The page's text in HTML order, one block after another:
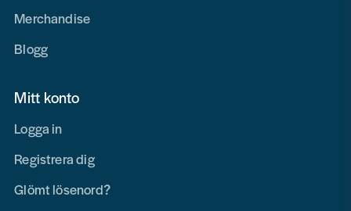
Merchandise
Blogg
Mitt konto
Logga in
Registrera dig
Glömt lösenord?